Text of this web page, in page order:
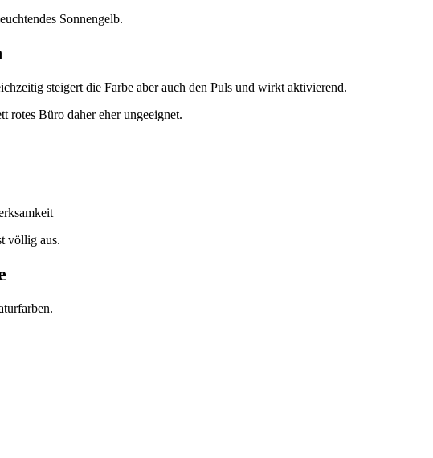
Sonnengelb.
steigert die Farbe aber auch den Puls und wirkt aktivierend.
rotes Büro daher eher ungeeignet.
völlig aus.